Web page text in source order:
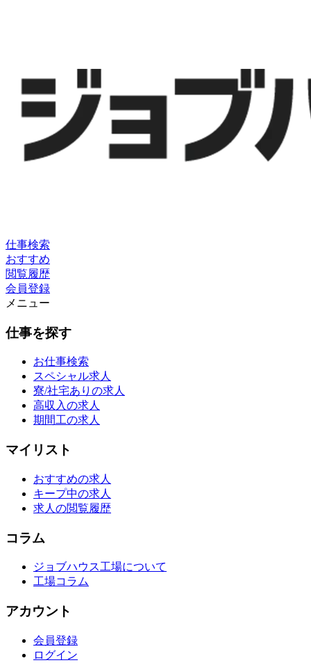
仕事検索
おすすめ
閲覧履歴
会員登録
メニュー
仕事を探す
お仕事検索
スペシャル求人
寮/社宅ありの求人
高収入の求人
期間工の求人
マイリスト
おすすめの求人
キープ中の求人
求人の閲覧履歴
コラム
ジョブハウス工場について
工場コラム
アカウント
会員登録
ログイン